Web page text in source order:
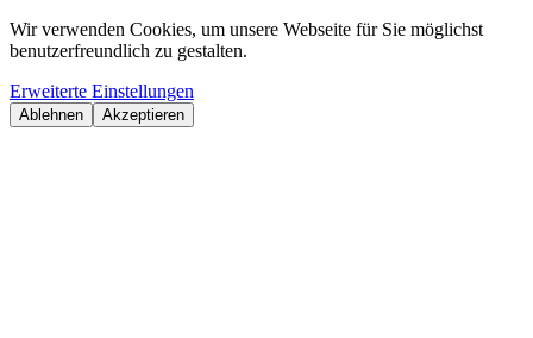
Wir verwenden Cookies, um unsere Webseite für Sie möglichst
benutzerfreundlich zu gestalten.
Erweiterte Einstellungen
Ablehnen Akzeptieren